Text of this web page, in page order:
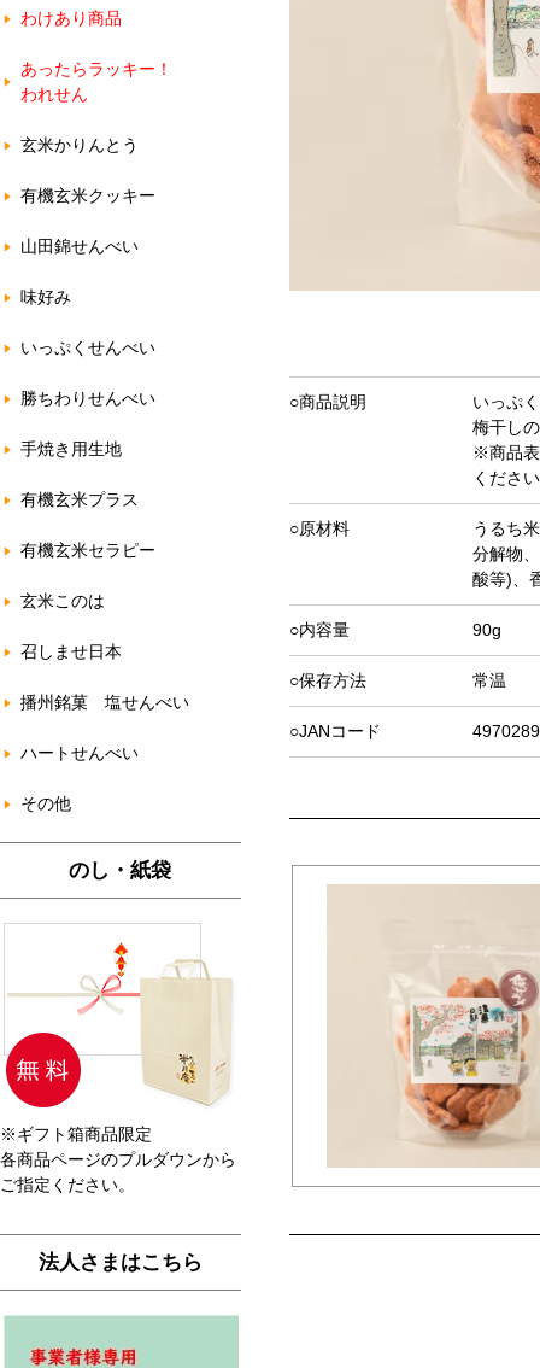
わけあり商品
あったらラッキー！
われせん
玄米かりんとう
有機玄米クッキー
山田錦せんべい
味好み
いっぷくせんべい
勝ちわりせんべい
手焼き用生地
有機玄米プラス
有機玄米セラピー
玄米このは
召しませ日本
播州銘菓 塩せんべい
ハートせんべい
その他
のし・紙袋
※ギフト箱商品限定
各商品ページのプルダウンから
ご指定ください。
法人さまはこちら
○商品説明
いっぷ
梅干し
※商品表
くださ
○原材料
うるち
分解物
酸等)、
○内容量 90g
○保存方法 常温
○JANコード